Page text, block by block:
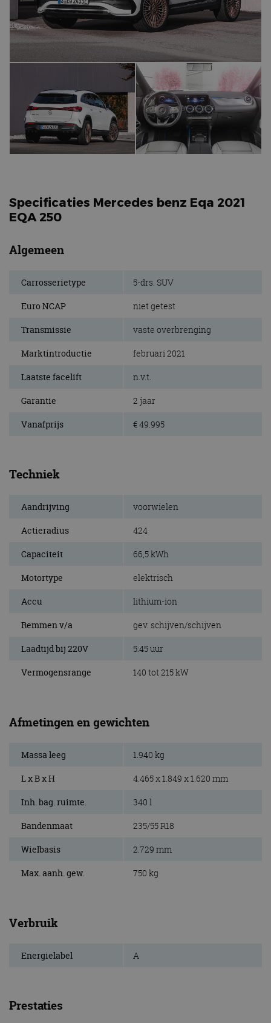
Specificaties Mercedes benz Eqa 2021
EQA 250
Algemeen
Carrosserietype 5-drs. SUV
Euro NCAP niet getest
Transmissie vaste overbrenging
Marktintroductie februari 2021
Laatste facelift n.v.t.
Garantie 2 jaar
Vanafprijs € 49.995
Techniek
Aandrijving voorwielen
Actieradius 424
Capaciteit 66,5 kWh
Motortype elektrisch
Accu lithium-ion
Remmen v/a gev. schijven/schijven
Laadtijd bij 220V 5:45 uur
Vermogensrange 140 tot 215 kW
Afmetingen en gewichten
Massa leeg 1.940 kg
L x B x H 4.465 x 1.849 x 1.620 mm
Inh. bag. ruimte. 340 l
Bandenmaat 235/55 R18
Wielbasis 2.729 mm
Max. aanh. gew. 750 kg
Verbruik
Energielabel A
Prestaties